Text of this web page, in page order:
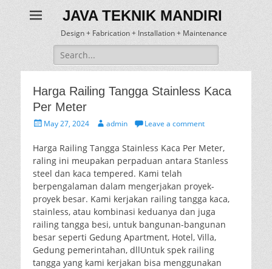
JAVA TEKNIK MANDIRI
Design + Fabrication + Installation + Maintenance
Search
for:
Harga Railing Tangga Stainless Kaca
Per Meter
PostedMay 27, 2024 Author
admin Leave a comment
Harga Railing Tangga Stainless Kaca Per Meter,
raling ini meupakan perpaduan antara Stanless
steel dan kaca tempered. Kami telah
berpengalaman dalam mengerjakan proyek-
proyek besar. Kami kerjakan railing tangga kaca,
stainless, atau kombinasi keduanya dan juga
railing tangga besi, untuk bangunan-bangunan
besar seperti Gedung Apartment, Hotel, Villa,
Gedung pemerintahan, dllUntuk spek railing
tangga yang kami kerjakan bisa menggunakan